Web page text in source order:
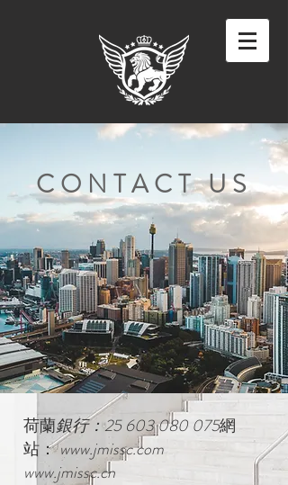
CONTACT US
荷蘭銀行：25603 080 075網
站：www.jmissc.com
www.jmissc.cn